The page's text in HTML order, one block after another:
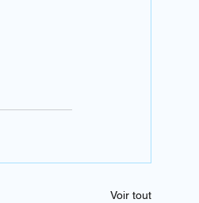
Voir tout